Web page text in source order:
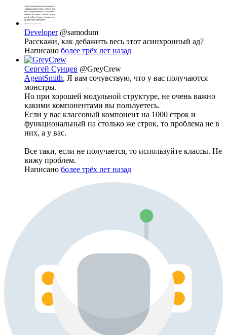
Developer @samodum
Расскажи, как дебажить весь этот асинхронный ад?
Написано более трёх лет назад
Сергей Сунцев @GreyCrew
AgentSmith, Я вам сочувствую, что у вас получаются
монстры.
Но при хорошей модульной структуре, не очень важно
какими компонентами вы пользуетесь.
Если у вас классовый компонент на 1000 строк и
функциональный на столько же строк, то проблема не в
них, а у вас.
Все таки, если не получается, то используйте классы. Не
вижу проблем.
Написано более трёх лет назад